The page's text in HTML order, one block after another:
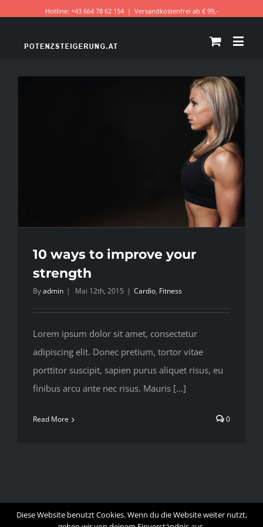
Hotline: +43 664 78 62 154 | Versandkostenfrei ab € 99,-
10 ways to improve your
strength
Byadmin | Mai 12th, 2015 | Cardio, Fitness
Lorem ipsum dolor sit amet, consectetur
adipiscing elit. Donec pretium, tortor vitae
porttitor suscipit, sapien purus aliquet risus, eu
finibus arcu ante nec risus. Mauris [...]
Read More 0
Diese Website benutzt Cookies. Wenn du die Website weiter nutzt,